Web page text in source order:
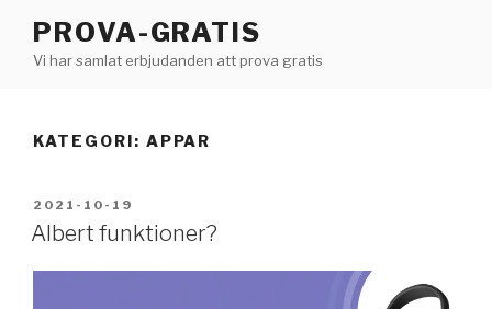
innehåll
PROVA-GRATIS
Vi har samlat erbjudanden att prova gratis
KATEGORI: APPAR
PUBLICERAT
2021-10-19
Albert funktioner?